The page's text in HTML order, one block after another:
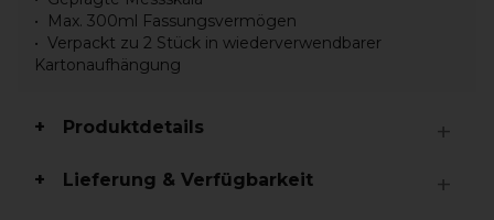
Max. 300ml Fassungsvermögen
Verpackt zu 2 Stück in wiederverwendbarer
Kartonaufhängung
Produktdetails
Lieferung & Verfügbarkeit